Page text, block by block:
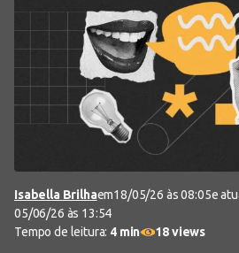
Isabella Brilhaem18/05/26 às 08:05e
05/06/26 às 13:54
Tempo de leitura: 4 min 18 views